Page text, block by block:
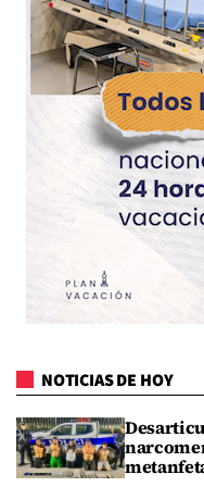
NOTICIAS DE HOY